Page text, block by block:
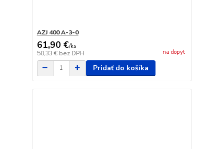
AZJ 400 A-3-0
61,90 €/ks
50,33 € bez DPH na dopyt
Pridať do košíka